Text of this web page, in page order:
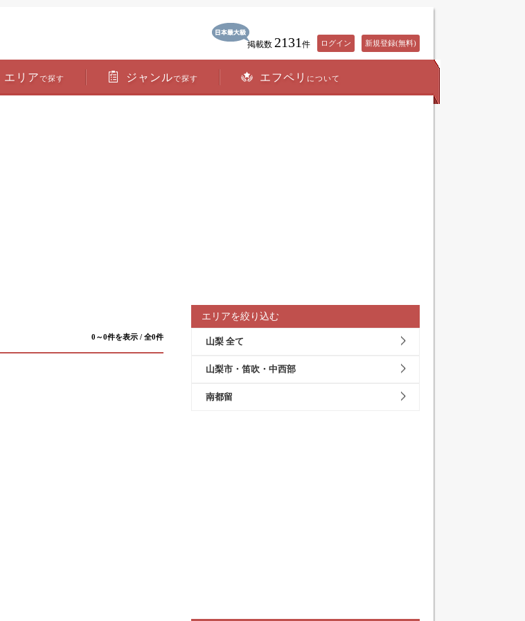
掲載数 2131 件 ログイン 新規登録(無料)
エリアで探す ジャンルで探す エフペリ について
0～0件を表示 / 全0件
エリアを絞り込む
山梨 全て
山梨市・笛吹・中西部
南都留